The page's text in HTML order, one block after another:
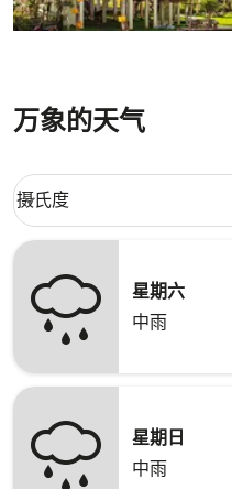
万象的天气
Weather unit option 摄氏度
摄氏度
keyboard_arrow_down
星期六
中雨
星期日
中雨